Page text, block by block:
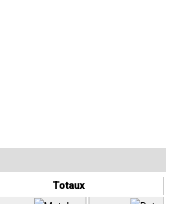
Totaux